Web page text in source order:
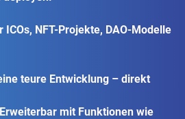
NFT-Projekte, DAO-Modelle
teure Entwicklung – direkt
mit Funktionen wie